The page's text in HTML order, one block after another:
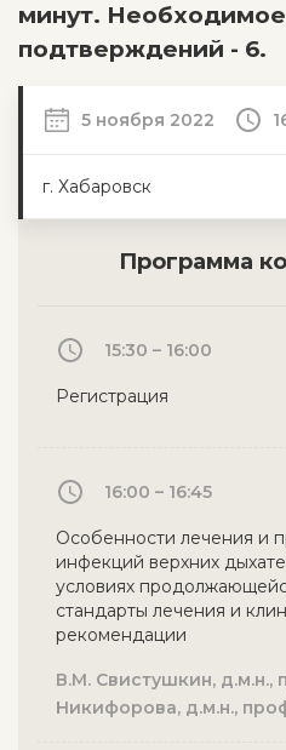
минут.
подтверждений - 6.
5 ноября 2022
г. Хабаровск
Программа
15:30 – 16:00
Регистрация
16:00 – 16:45
Особенности лечения и
инфекций верхних
условиях
стандарты лечения и
рекомендации
В.М. Свистушкин, д.м.н.,
Никифорова, д.м.н.,